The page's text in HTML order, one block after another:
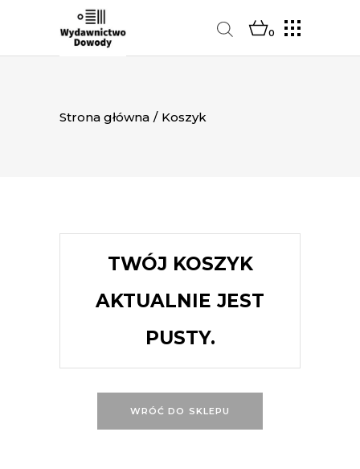
0
Strona główna / Koszyk
TWÓJ KOSZYK
AKTUALNIE JEST
PUSTY.
WRÓĆ DO SKLEPU